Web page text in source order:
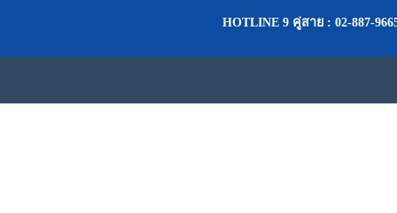
HOTLINE 9 คู่สาย : 02-887-